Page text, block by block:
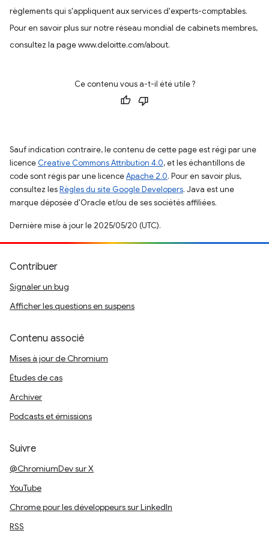
règlements qui s'appliquent aux services d'experts-comptables.
Pour en savoir plus sur notre réseau mondial de cabinets membres,
consultez la page www.deloitte.com/about.
Ce contenu vous a-t-il été utile ?
Sauf indication contraire, le contenu de cette page est régi par une
licence Creative Commons Attribution 4.0, et les échantillons de
code sont régis par une licenceApache 2.0. Pour en savoir plus,
consultez lesRègles du site Google Developers. Java est une
marque déposée d'Oracle et/ou de ses sociétés affiliées.
Dernière mise à jour le 2025/05/20 (UTC).
Contribuer
Signaler un bug
Afficher les questions en suspens
Contenu associé
Mises à jour de Chromium
Études de cas
Archiver
Podcasts et émissions
Suivre
@ChromiumDev sur X
YouTube
Chrome pour les développeurs sur LinkedIn
RSS